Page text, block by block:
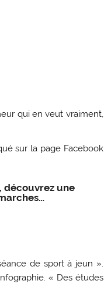
qui en veut vraiment,
sur la page Facebook
découvrez une
de sport à jeun ».
« Des études